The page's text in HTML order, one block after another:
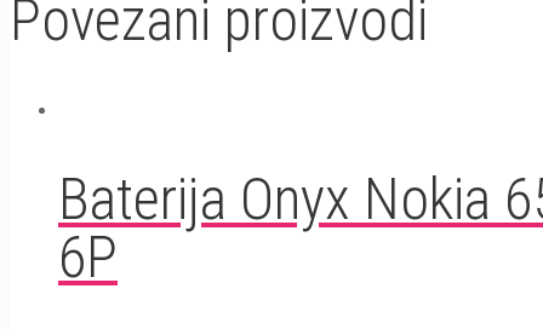
Povezani proizvodi
Baterija Onyx Nokia
6P